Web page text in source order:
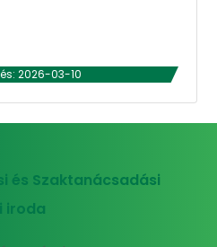
2026-03-10
és Szaktanácsadási
iroda